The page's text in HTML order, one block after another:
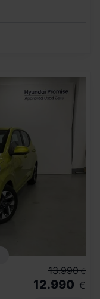
13.990 €
12.990 €